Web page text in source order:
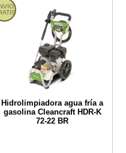
Urmak SUPREME-40
Hidrolimpiadora agua fría a
gasolina Cleancraft HDR-K
72-22 BR
agua fría a